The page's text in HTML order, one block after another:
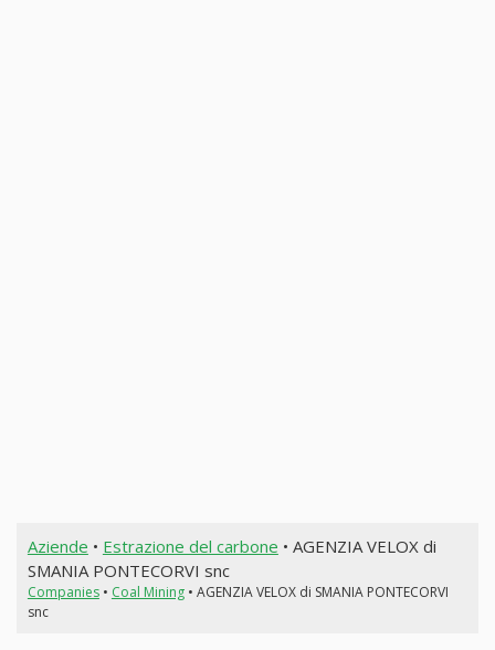
Aziende • Estrazione del carbone • AGENZIA VELOX di
SMANIA PONTECORVI snc
Companies• Coal Mining• AGENZIA VELOX di SMANIA PONTECORVI
snc